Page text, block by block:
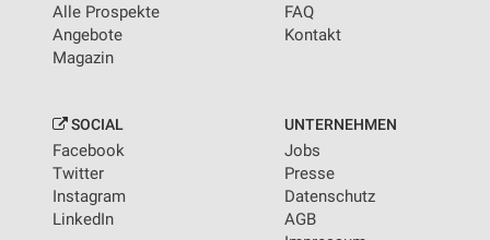
Alle Prospekte
Angebote
Magazin
FAQ
Kontakt
SOCIAL
Facebook
Twitter
Instagram
LinkedIn
UNTERNEHMEN
Jobs
Presse
Datenschutz
AGB